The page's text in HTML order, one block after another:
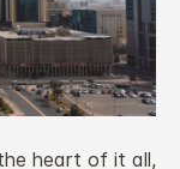
heart of it all,